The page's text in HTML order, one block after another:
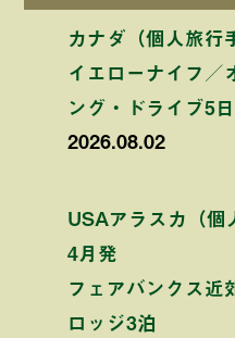
カナダ（個人旅
イエローナイフ／
ング・ドライブ5
2026.08.02
USAアラスカ（
4月発
フェアバンクス近
ロッジ3泊